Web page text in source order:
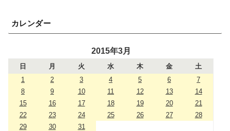
カレンダー
2015年3月
日 月 火 水 木 金
土
1
2 3 4 5 6
7
8
9 10 11 12 13
14
15
16 17 18 19 20
21
22
23 24 25 26 27
28
29
30 31